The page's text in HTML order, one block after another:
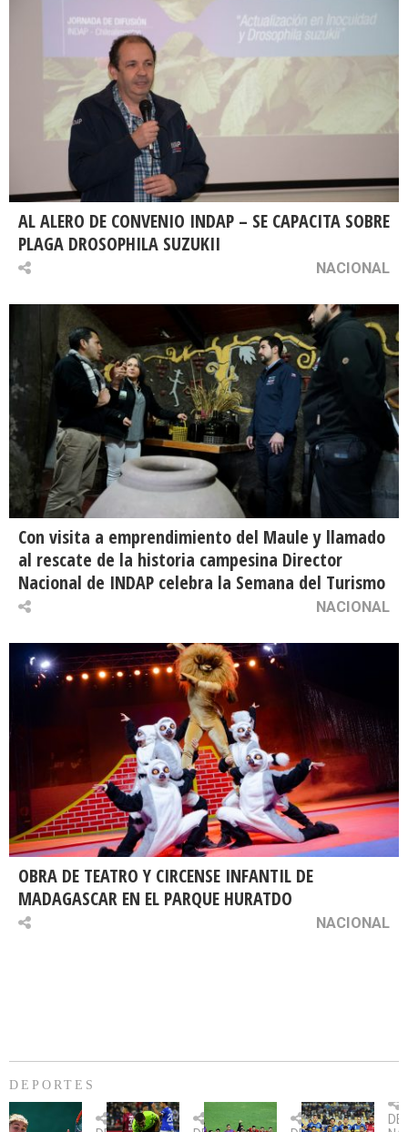
AL ALERO DE CONVENIO INDAP – SE CAPACITA SOBRE
PLAGA DROSOPHILA SUZUKII
NACIONAL
Con visita a emprendimiento del Maule y llamado
al rescate de la historia campesina Director
Nacional de INDAP celebra la Semana del Turismo
NACIONAL
OBRA DE TEATRO Y CIRCENSE INFANTIL DE
MADAGASCAR EN EL PARQUE HURATDO
NACIONAL
DEPORTES
Billie
U.
Copa